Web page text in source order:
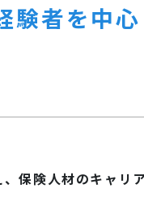
験者を中
保険人材のキャリ